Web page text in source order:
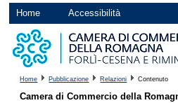
Home Accessibilità
Home Pubblicazione Relazioni Contenuto
Camera di Commercio della